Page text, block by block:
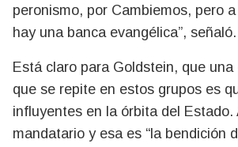
peronismo, por Cambiemos, pero
hay una banca evangélica”, señaló.
Está claro para Goldstein, que
que se repite en estos grupos es
influyentes en la órbita del Estado.
mandatario y esa es “la bendición